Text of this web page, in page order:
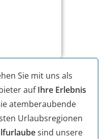
Sie mit uns als
aufIhre Erlebnis
atemberaubende
Urlaubsregionen
sind unsere